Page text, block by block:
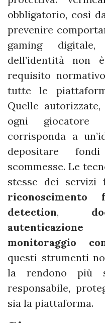
obbligatorio, così
prevenire
gaming
dell’identità non
requisito
tutte le
Quelle
ogni giocatore
corrisponda a
depositare
scommesse. Le
stesse dei servizi
detection,
monitoraggio
questi strumenti
la rendono più
responsabile,
sia la piattaforma.